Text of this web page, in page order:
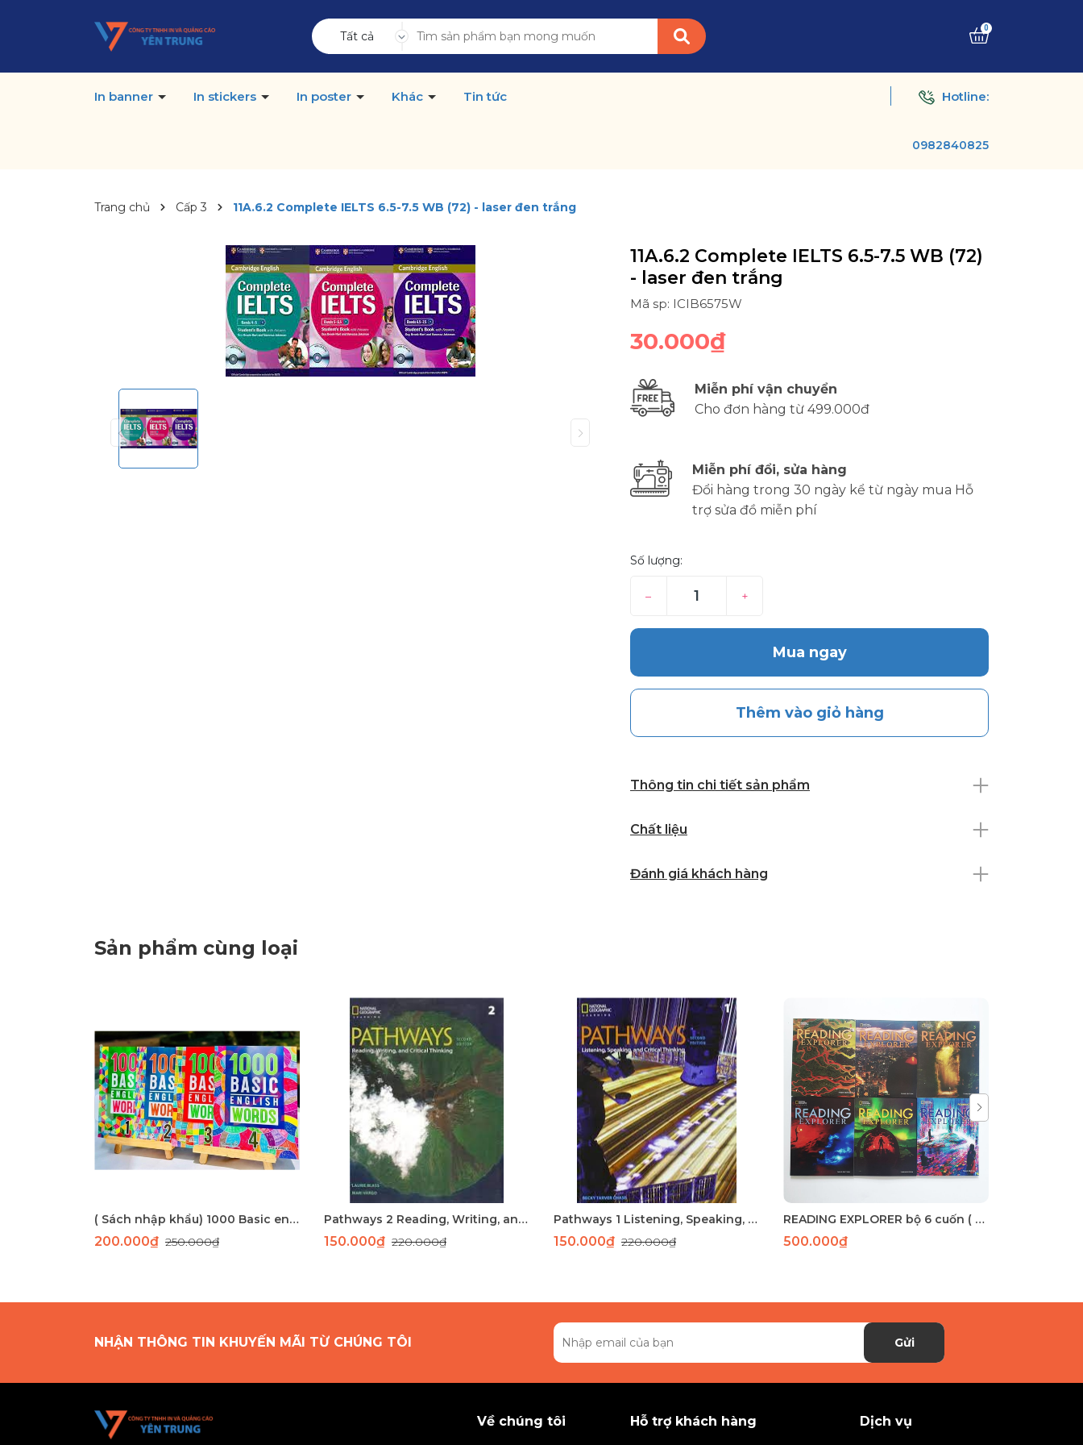
Tất cả
0
In banner In stickers In poster Khác Tin tức Hotline:
0982840825
Trang chủ Cấp 3 11A.6.2 Complete IELTS 6.5-7.5 WB (72) - laser đen trắng
11A.6.2 Complete IELTS 6.5-7.5 WB (72)
- laser đen trắng
Mã sp: ICIB6575W
30.000₫
Miễn phí vận chuyển
Cho đơn hàng từ 499.000đ
Miễn phí đổi, sửa hàng
Đổi hàng trong 30 ngày kể từ ngày mua Hỗ
trợ sửa đồ miễn phí
Số lượng:
– +
Mua ngay
Thêm vào giỏ hàng
Thông tin chi tiết sản phẩm
Chất liệu
Đánh giá khách hàng
Sản phẩm cùng loại
( Sách nhập khẩu) 1000 Basic english words- 4 quyển
200.000₫ 250.000₫
Pathways 2 Reading, Writing, and Critical Thinking
150.000₫ 220.000₫
Pathways 1 Listening, Speaking, and Critical Thinking
150.000₫ 220.000₫
READING EXPLORER bộ 6 cuốn ( Sách nhập khẩu)
500.000₫
NHẬN THÔNG TIN KHUYẾN MÃI TỪ CHÚNG TÔI Gửi
Về chúng tôi Hỗ trợ khách hàng Dịch vụ